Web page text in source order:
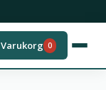
Varukorg 0